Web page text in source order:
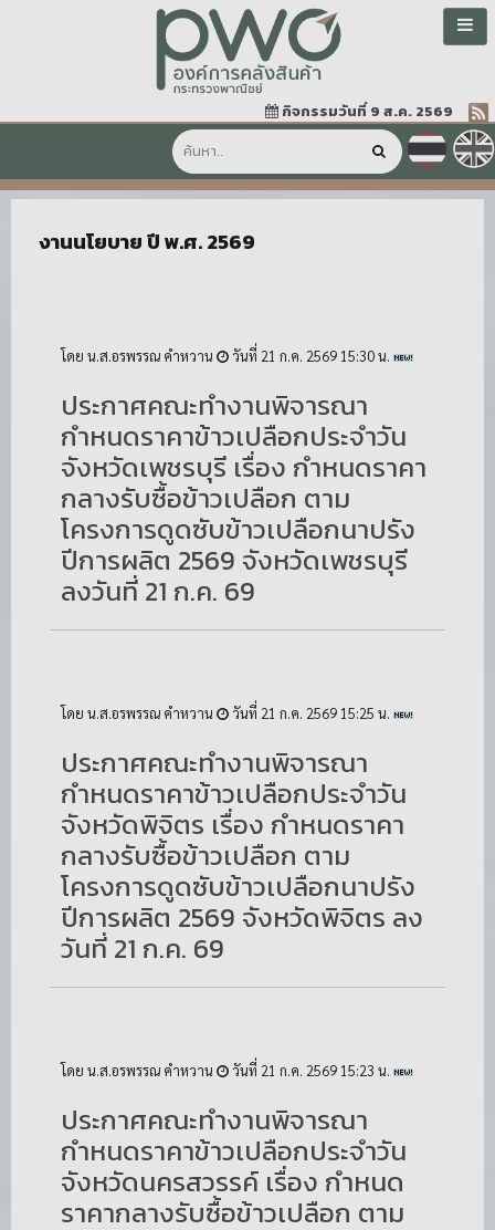
กิจกรรมวันที่ 9 ส.ค. 2569
งานนโยบาย ปี พ.ศ. 2569
โดย น.ส.อรพรรณ คำหวาน วันที่ 21 ก.ค. 2569 15:30 น.
ประกาศคณะทำงานพิจารณา
กำหนดราคาข้าวเปลือกประจำวัน
จังหวัดเพชรบุรี เรื่อง กำหนดราคา
กลางรับซื้อข้าวเปลือก ตาม
โครงการดูดซับข้าวเปลือกนาปรัง
ปีการผลิต 2569 จังหวัดเพชรบุรี
ลงวันที่ 21 ก.ค. 69
โดย น.ส.อรพรรณ คำหวาน วันที่ 21 ก.ค. 2569 15:25 น.
ประกาศคณะทำงานพิจารณา
กำหนดราคาข้าวเปลือกประจำวัน
จังหวัดพิจิตร เรื่อง กำหนดราคา
กลางรับซื้อข้าวเปลือก ตาม
โครงการดูดซับข้าวเปลือกนาปรัง
ปีการผลิต 2569 จังหวัดพิจิตร ลง
วันที่ 21 ก.ค. 69
โดย น.ส.อรพรรณ คำหวาน วันที่ 21 ก.ค. 2569 15:23 น.
ประกาศคณะทำงานพิจารณา
กำหนดราคาข้าวเปลือกประจำวัน
จังหวัดนครสวรรค์ เรื่อง กำหนด
ราคากลางรับซื้อข้าวเปลือก ตาม